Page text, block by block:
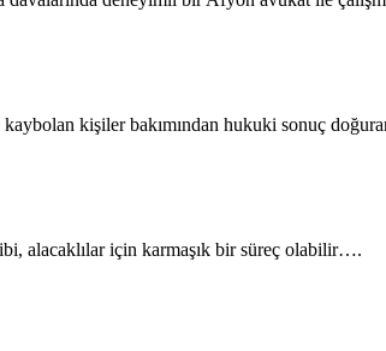
kişiler bakımından hukuki sonuç
alacaklılar için karmaşık bir süreç olabilir….